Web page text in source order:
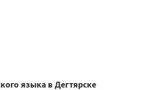
языка в Дегтярске